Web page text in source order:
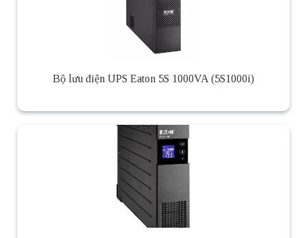
Bộ lưu điện UPS Eaton 5S 1000VA (5S1000i)